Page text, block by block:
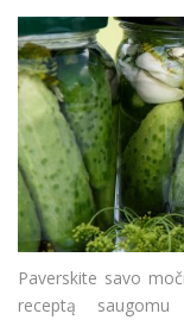
Paverskite savo
receptą